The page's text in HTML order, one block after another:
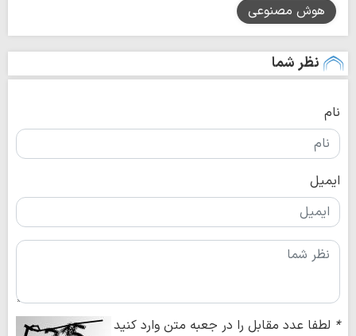
هوش مصنوعی
نظر شما
نام
ایمیل
* لطفا عدد مقابل را در جعبه متن وارد کنید